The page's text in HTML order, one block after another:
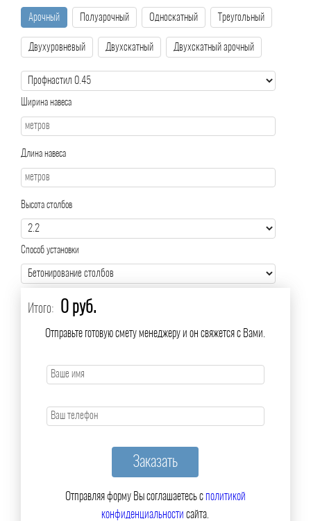
Арочный Полуарочный Односкатный Треугольный
Двухуровневый Двухскатный Двухскатный арочный
Ширина навеса
Длина навеса
Высота столбов
Способ установки
Итого: 0 руб.
Отправьте готовую смету менеджеру и он свяжется с Вами.
Отправляя форму Вы соглашаетесь сполитикой
конфиденциальности сайта.